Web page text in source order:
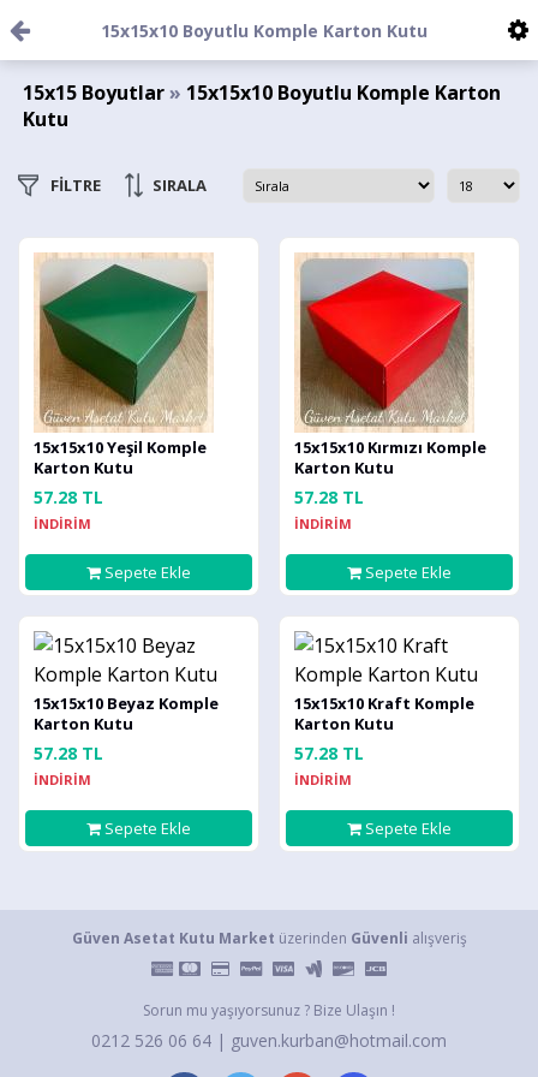
15x15x10 Boyutlu Komple Karton Kutu
15x15 Boyutlar» 15x15x10 Boyutlu Komple Karton
Kutu
FİLTRE SIRALA
15x15x10 Yeşil Komple
Karton Kutu
57.28 TL
İNDİRİM
Sepete Ekle
15x15x10 Kırmızı Komple
Karton Kutu
57.28 TL
İNDİRİM
Sepete Ekle
15x15x10 Beyaz Komple
Karton Kutu
57.28 TL
İNDİRİM
Sepete Ekle
15x15x10 Kraft Komple
Karton Kutu
57.28 TL
İNDİRİM
Sepete Ekle
Güven Asetat Kutu Market üzerinden Güvenli alışveriş
Sorun mu yaşıyorsunuz ? Bize Ulaşın !
0212 526 06 64 | guven.kurban@hotmail.com